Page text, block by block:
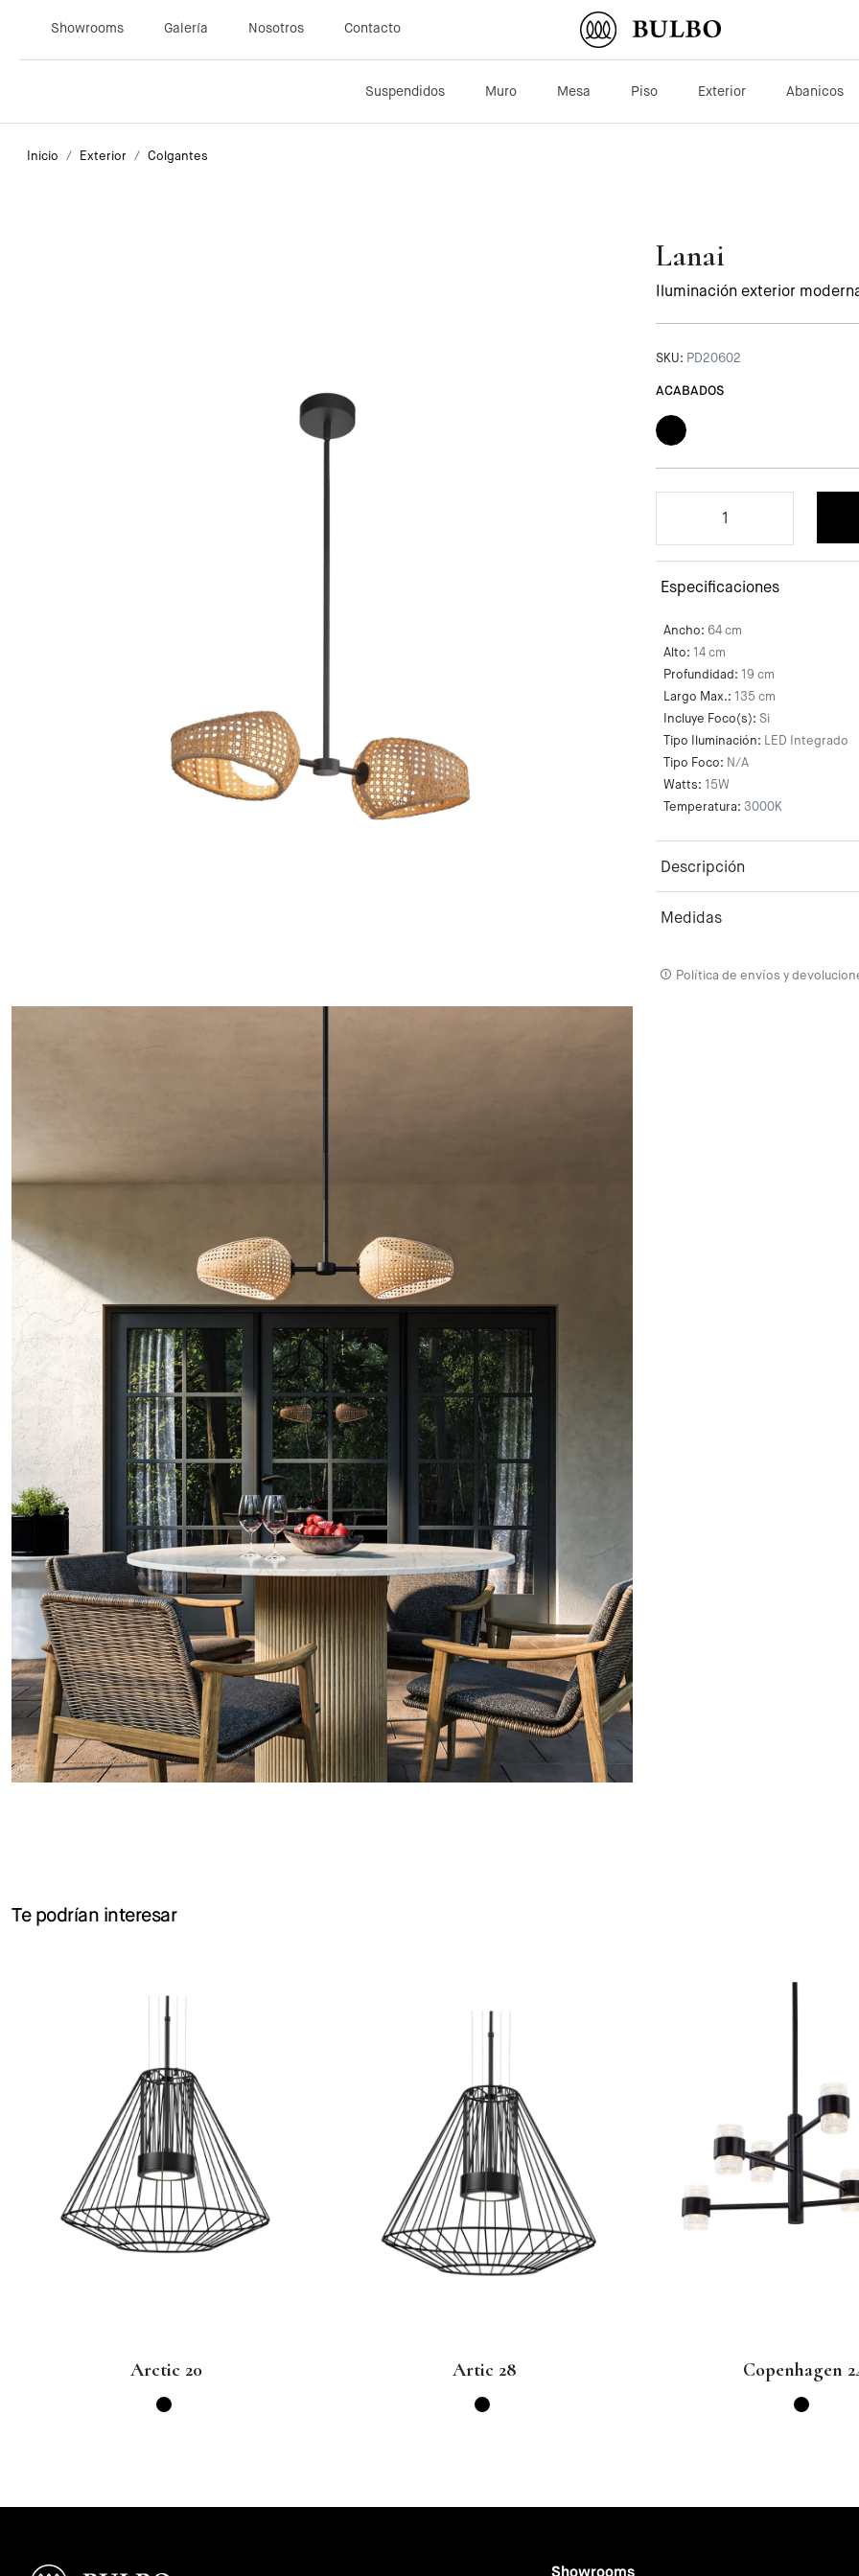
Showrooms Galería Nosotros Contacto
Suspendidos Muro Mesa Piso Exterior Abanicos
Inicio Exterior Colgantes
Lanai
Iluminación exterior
SKU: PD20602
ACABADOS
Especificaciones
Ancho: 64 cm
Alto: 14 cm
Profundidad: 19 cm
Largo Max.: 135 cm
Incluye Foco(s): Si
Tipo Iluminación: LED Integrado
Tipo Foco: N/A
Watts: 15W
Temperatura: 3000K
Descripción
Medidas
Política de envíos y
Te podrían interesar
Artic 28 Copenhagen 24 Kona
Showrooms